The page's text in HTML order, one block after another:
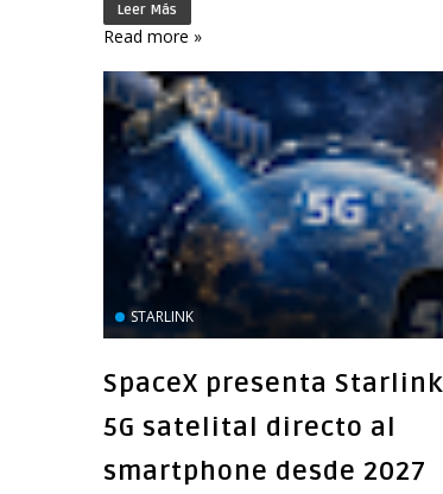
Leer Más
Read more »
STARLINK
SpaceX presenta
5G satelital directo al
smartphone desde 2027